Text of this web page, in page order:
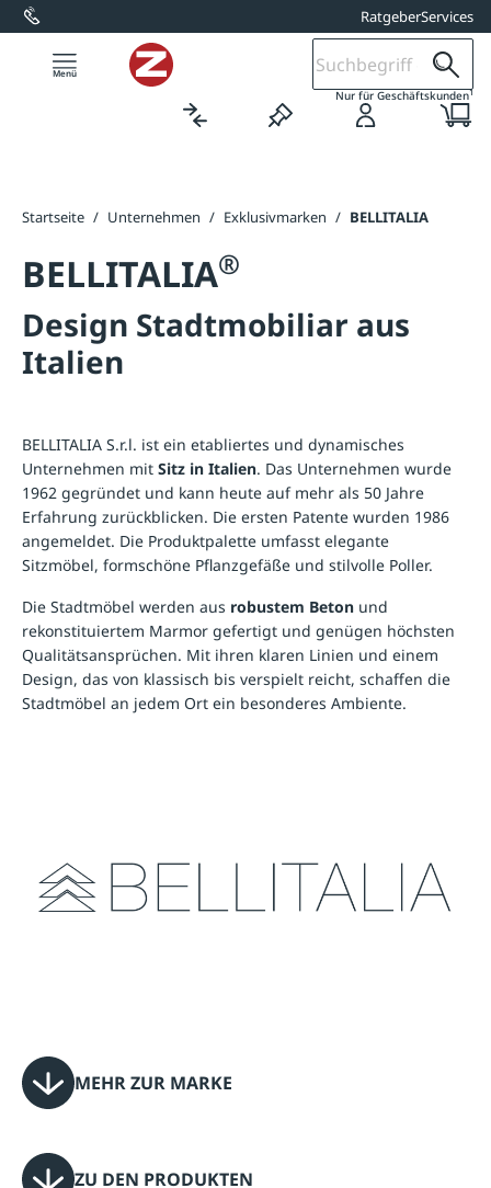
springen RatgeberServices
Nur für Geschäftskunden1
Startseite / Unternehmen / Exklusivmarken / BELLITALIA
BELLITALIA®
Design Stadtmobiliar aus
Italien
BELLITALIA S.r.l. ist ein etabliertes und dynamisches
Unternehmen mit Sitz in Italien. Das Unternehmen wurde
1962 gegründet und kann heute auf mehr als 50 Jahre
Erfahrung zurückblicken. Die ersten Patente wurden 1986
angemeldet. Die Produktpalette umfasst elegante
Sitzmöbel, formschöne Pflanzgefäße und stilvolle Poller.
Die Stadtmöbel werden aus robustem Beton und
rekonstituiertem Marmor gefertigt und genügen höchsten
Qualitätsansprüchen. Mit ihren klaren Linien und einem
Design, das von klassisch bis verspielt reicht, schaffen die
Stadtmöbel an jedem Ort ein besonderes Ambiente.
MEHR ZUR MARKE
ZU DEN PRODUKTEN